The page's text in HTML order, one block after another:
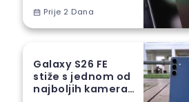
ograničenja
Prije 2 Dana
Galaxy S26 FE
stiže s jednom od
najboljih kamera